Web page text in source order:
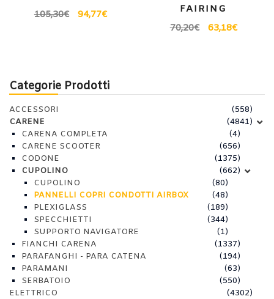
105,30€ 94,77€
FAIRING
70,20€ 63,18€
Categorie Prodotti
ACCESSORI
(558)
CARENE
(4841)
CARENA COMPLETA
(4)
CARENE SCOOTER
(656)
CODONE
(1375)
CUPOLINO
(662)
CUPOLINO
(80)
PANNELLI COPRI CONDOTTI AIRBOX
(48)
PLEXIGLASS
(189)
SPECCHIETTI
(344)
SUPPORTO NAVIGATORE
(1)
FIANCHI CARENA
(1337)
PARAFANGHI - PARA CATENA
(194)
PARAMANI
(63)
SERBATOIO
(550)
ELETTRICO
(4302)